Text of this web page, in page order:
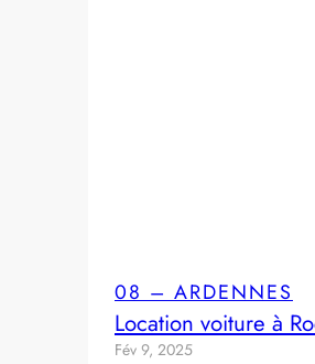
08 – ARDENNES
Location voiture à
Fév 9, 2025